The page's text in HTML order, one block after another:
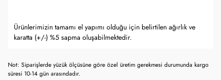
Ürünlerimizin tamamı el yapımı olduğu için belirtilen ağırlık ve
karatta (+/-) %5 sapma oluşabilmektedir.
Not: Siparişlerde yüzük ölçüsüne göre özel üretim gerekmesi durumunda kargo
süresi 10-14 gün arasındadır.